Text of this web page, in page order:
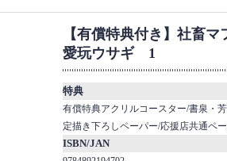
【有償特典付き】社畜マ
愛玩ウサギ 1
特典
有償特典アクリルコースター/書泉・
定描き下ろしペーパー/応援店共通ペ
ISBN/JAN